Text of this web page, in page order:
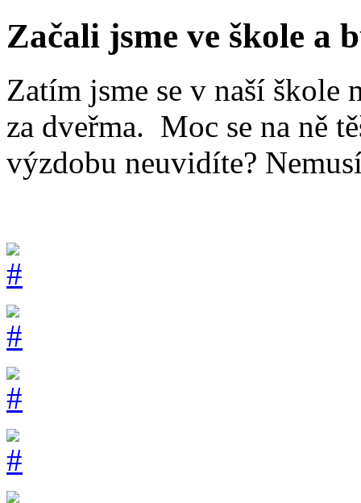
Začali jsme ve škole a
Zatím jsme se v naší škole
za dveřma. Moc se na ně
výzdobu neuvidíte?